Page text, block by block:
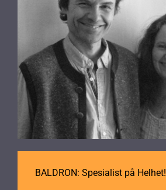
antall
BALDRON: Spesialist på Helhet!